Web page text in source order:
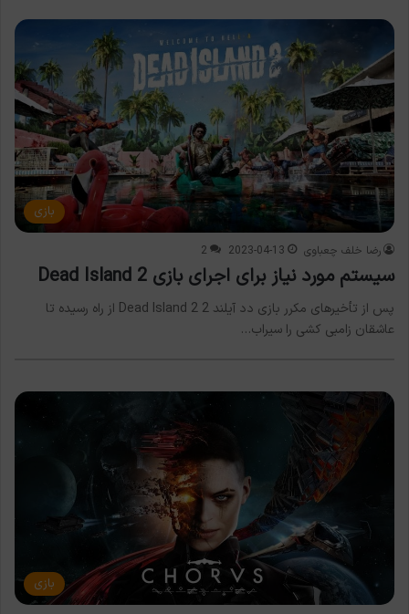
بازی
رضا خلف چعباوی 2023-04-13
2
سیستم مورد نیاز برای اجرای بازی Dead Island 2
پس از تأخیرهای مکرر بازی دد آیلند 2 Dead Island 2 از راه رسیده تا
عاشقان زامبی کشی را سیراب…
بازی